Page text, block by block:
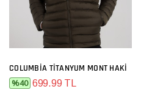
COLUMBIA TITANYUM MONT HAKI
%40 699.99 TL